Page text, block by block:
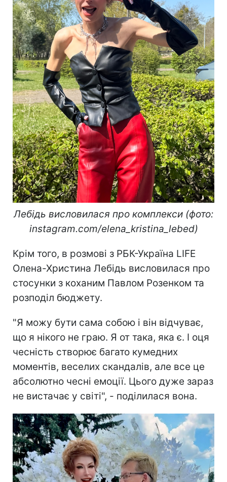
Лебідь висловилася про комплекси (фото:
instagram.com/elena_kristina_lebed)
Крім того, в розмові з РБК-Україна LIFE
Олена-Христина Лебідь висловилася про
стосунки з коханим Павлом Розенком та
розподіл бюджету.
"Я можу бути сама собою і він відчуває,
що я нікого не граю. Я от така, яка є. І оця
чесність створює багато кумедних
моментів, веселих скандалів, але все це
абсолютно чесні емоції. Цього дуже зараз
не вистачає у світі", - поділилася вона.